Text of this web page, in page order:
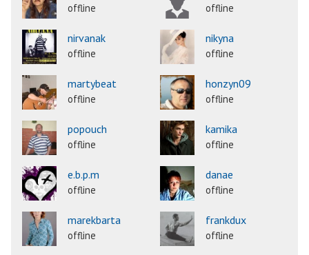
offline offline
nirvanak
offline
nikyna
offline
martybeat
offline
honzyn09
offline
popouch
offline
kamika
offline
e.b.p.m
offline
danae
offline
marekbarta
offline
frankdux
offline